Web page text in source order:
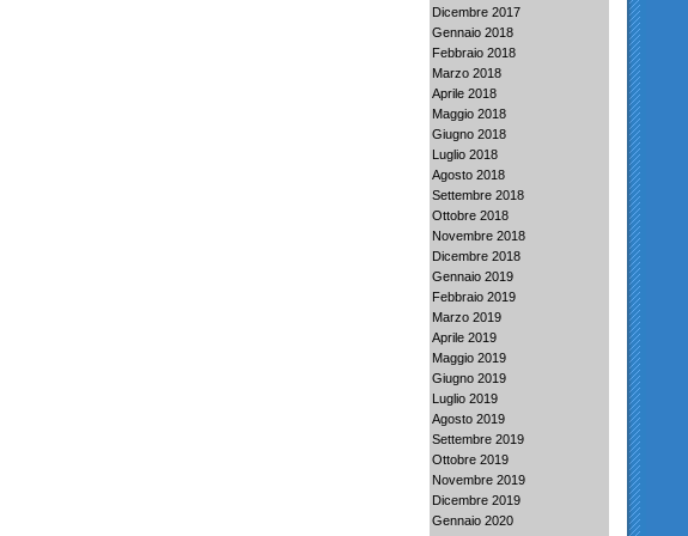
Dicembre 2017
Gennaio 2018
Febbraio 2018
Marzo 2018
Aprile 2018
Maggio 2018
Giugno 2018
Luglio 2018
Agosto 2018
Settembre 2018
Ottobre 2018
Novembre 2018
Dicembre 2018
Gennaio 2019
Febbraio 2019
Marzo 2019
Aprile 2019
Maggio 2019
Giugno 2019
Luglio 2019
Agosto 2019
Settembre 2019
Ottobre 2019
Novembre 2019
Dicembre 2019
Gennaio 2020